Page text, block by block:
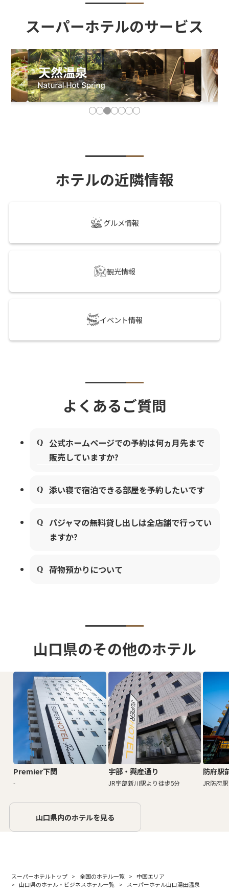
スーパーホテルのサービス
ホテルの近隣情報
グルメ情報
観光情報
イベント情報
よくあるご質問
公式ホームページでの予約は何ヵ月先まで
販売していますか?
添い寝で宿泊できる部屋を予約したいです
パジャマの無料貸し出しは全店舗で行ってい
ますか?
荷物預かりについて
山口県のその他のホテル
Premier下関
-
宇部・興産通り
JR宇部新川駅より徒歩5分
防府駅
JR防府
山口県内のホテルを見る
スーパーホテルトップ 全国のホテル一覧
中国エリア
山口県のホテル・ビジネスホテル一覧
スーパーホテル山口湯田温泉